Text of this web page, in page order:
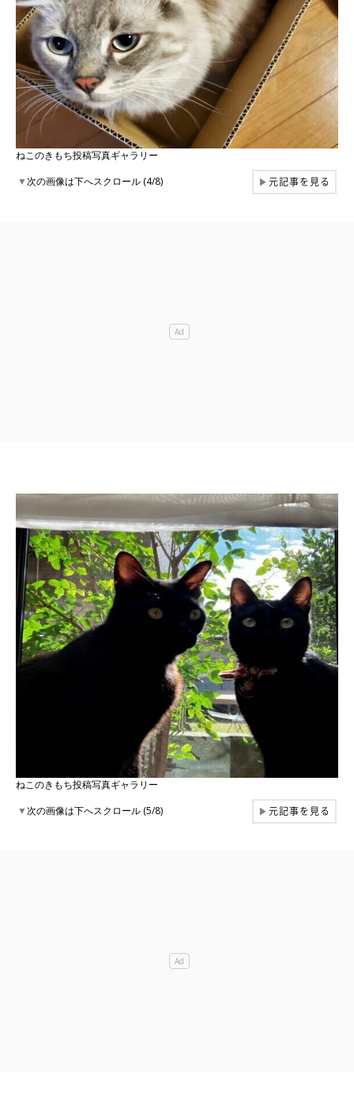
ねこのきもち投稿写真ギャラリー
▼次の画像は下へスクロール (4/8) ▶元記事を見る
ねこのきもち投稿写真ギャラリー
▼次の画像は下へスクロール (5/8) ▶元記事を見る